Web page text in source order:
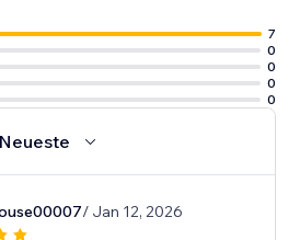
7
0
0
0
0
Neueste
/ Jan 12, 2026